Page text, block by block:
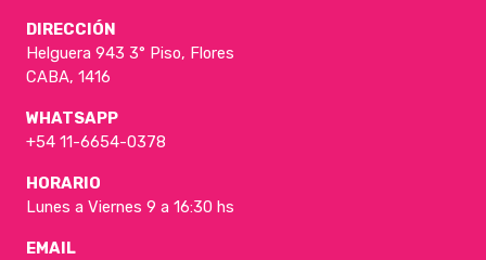
DIRECCIÓN
Helguera 943 3° Piso, Flores
CABA, 1416
WHATSAPP
+54 11-6654-0378
HORARIO
Lunes a Viernes 9 a 16:30 hs
EMAIL